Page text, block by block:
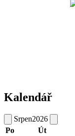
Kalendář
Srpen2026
Po
Út